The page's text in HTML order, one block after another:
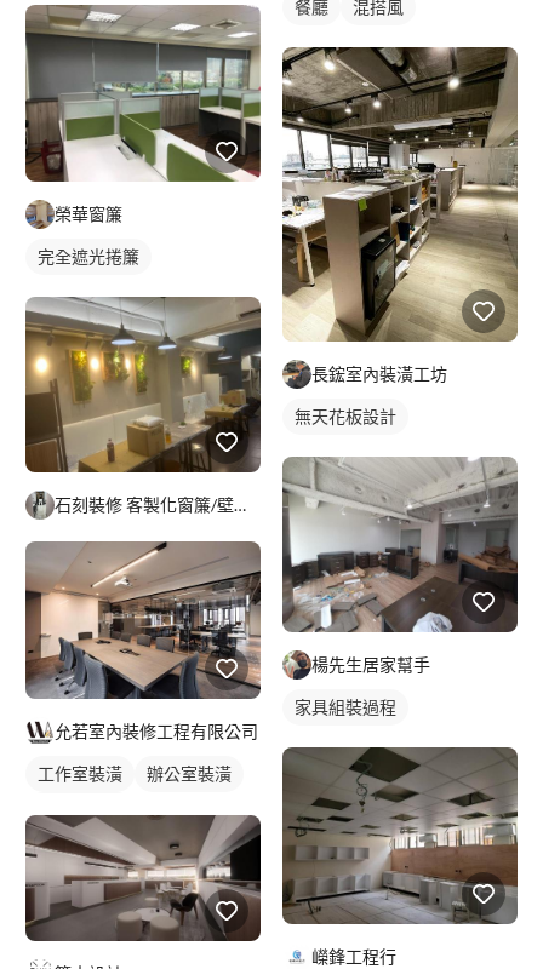
榮華窗簾
完全遮光捲簾
石刻裝修 客製化窗簾/壁紙/地板/系統櫃
允若室內裝修工程有限公司
工作室裝潢
辦公室裝潢
餐廳 混搭風
長鋐室內裝潢工坊
無天花板設計
楊先生居家幫手
家具組裝過程
嶸鋒工程行